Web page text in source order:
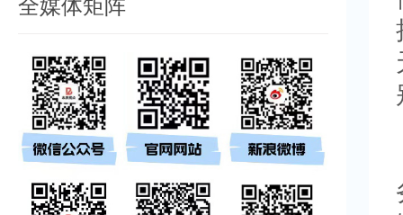
全媒体矩阵